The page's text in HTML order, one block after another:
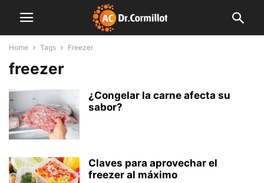
Home Tags Freezer
freezer
¿Congelar la carne afecta su
sabor?
Claves para aprovechar el
freezer al máximo